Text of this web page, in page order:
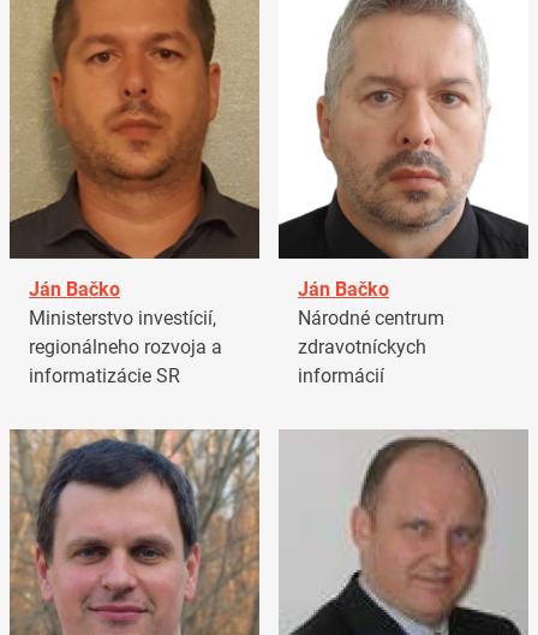
Ján Bačko
Ministerstvo investícií,
regionálneho rozvoja a
informatizácie SR
Ján Bačko
Národné centrum
zdravotníckych
informácií